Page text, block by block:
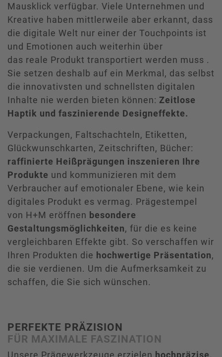
Mausklick verfügbar. Viele Unternehmen und
Kreative haben mittlerweile aber erkannt, dass
die digitale Welt nur einer der Touchpoints ist
und Emotionen auch weiterhin über
das reale Produkt transportiert werden muss .
Sie setzen deshalb auf ein Merkmal, das selbst
die innovativsten und schnellsten digitalen
Inhalte nie werden bieten können: Zeitlose
Haptik und faszinierende Designeffekte.
Verpackungen, Faltschachteln, Etiketten,
Glückwunschkarten, Zeitschriften, Bücher:
raffinierte Heißprägungen inszenieren Ihre
Produkte und kommunizieren mit dem
Verbraucher auf emotionaler Ebene, wie kein
digitales Produkt es vermag. Prägestempel
von H+M eröffnen besondere
Gestaltungsmöglichkeiten, für die es keine
vergleichbaren Effekte gibt. So verschaffen wir
Ihren Produkten die hochwertige Präsentation,
die sie verdienen. Um die Aufmerksamkeit zu
schaffen, die Sie sich wünschen.
PERFEKTE PRÄZISION
FÜR MAXIMALE FASZINATION
Unsere Prägewerkzeuge erzielen hochpräzise,